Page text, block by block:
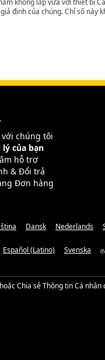
không lắp vừa với thiết bị
định của chúng. Chỉ số
với chúng tôi
lý của bạn
hỗ trợ
& Đổi trả
Đơn hàng
Dansk Nederlands
Español (Latino) Svenska
Chia sẻ Thông tin Cá nhân